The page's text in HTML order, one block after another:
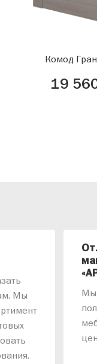
Комод
19
Мы
Мы